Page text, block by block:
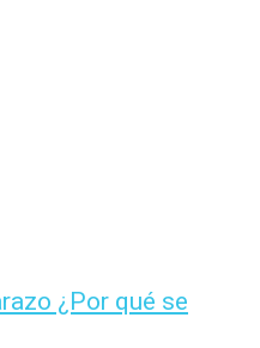
¿Por qué se